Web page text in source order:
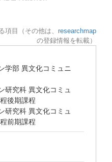
項目（その他は、 researchmap
の登録情報を転載）
学部 異文化コミュニ
研究科 異文化コミュ
後期課程
研究科 異文化コミュ
前期課程